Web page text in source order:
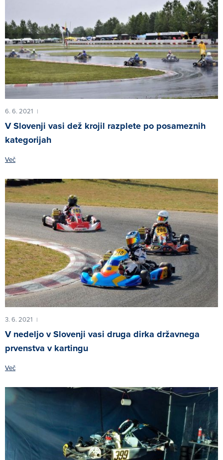
6. 6. 2021 |
V Slovenji vasi dež krojil razplete po posameznih
kategorijah
Več
3. 6. 2021 |
V nedeljo v Slovenji vasi druga dirka državnega
prvenstva v kartingu
Več